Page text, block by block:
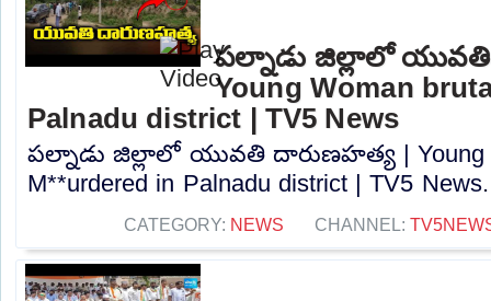
పల్నాడు జిల్లాలో
Young Woman
Palnadu district | TV5 News
పల్నాడు జిల్లాలో యువతి దారుణహత్య | Young
M**urdered in Palnadu district | TV5
CATEGORY: NEWS CHANNEL: